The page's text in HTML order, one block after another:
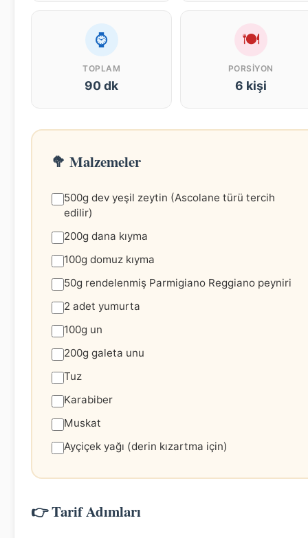
⌚
TOPLAM
90 dk
🍽
PORSIYON
6 kişi
🥦 Malzemeler
500g dev yeşil zeytin (Ascolane türü tercih
edilir)
200g dana kıyma
100g domuz kıyma
50g rendelenmiş Parmigiano Reggiano peyniri
2 adet yumurta
100g un
200g galeta unu
Tuz
Karabiber
Muskat
Ayçiçek yağı (derin kızartma için)
👉 Tarif Adımları